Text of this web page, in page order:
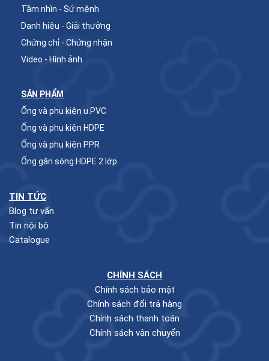
Tầm nhìn - Sứ mệnh
Danh hiệu - Giải thưởng
Chứng chỉ - Chứng nhận
Video - Hình ảnh
SẢN PHẨM
Ống và phụ kiện u.PVC
Ống và phụ kiện HDPE
Ống và phụ kiện PPR
Ống gân sóng HDPE 2 lớp
TIN TỨC
Blog tư vấn
Tin nội bộ
Catalogue
CHÍNH SÁCH
Chính sách bảo mật
Chính sách đổi trả hàng
Chính sách thanh toán
Chính sách vận chuyển